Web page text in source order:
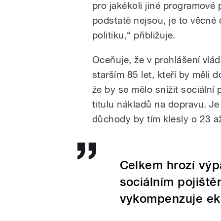
pro jakékoli jiné programové
podstatě nejsou, je to
politiku,“ přibližuje.
Oceňuje, že v prohlášení
starším 85 let, kteří by měli
že by se mělo snížit sociální
titulu nákladů na dopravu.
důchody by tím klesly o 23
Celkem hrozí
sociálním
vykompenzuje